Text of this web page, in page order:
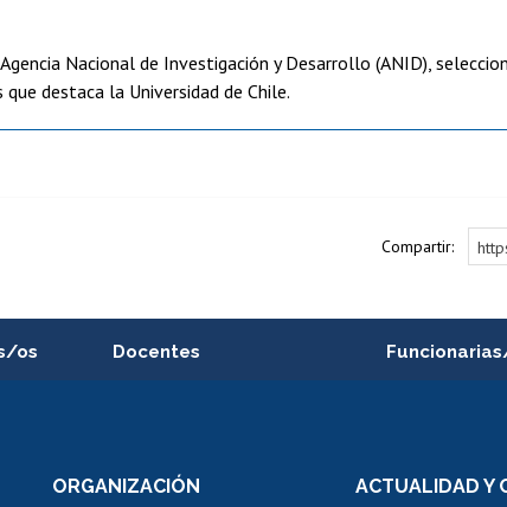
Nacional de Investigación y Desarrollo (ANID),
destaca la Universidad de Chile.
Compartir:
os Docentes
Perfeccionamiento
Portal de
ORGANIZACIÓN ACTUALIDAD Y